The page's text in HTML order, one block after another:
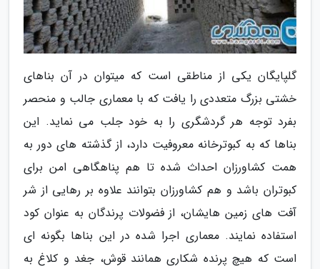
گلپایگان یکی از مناطقی است که میتوان در آن بناهای
خشتی بزرگ متعددی را یافت که با معماری جالب و منحصر
بفرد توجه هر گردشگری را به خود جلب می نماید. این
بناها که به کبوترخانه معروفیت دارد، از گذشته های دور به
همت کشاورزان احداث شده تا هم پناهگاهی امن برای
کبوتران باشد و هم کشاورزان بتوانند علاوه بر رهایی از شر
آفت های زمین هایشان، از فضولات پرندگان به عنوان کود
استفاده نمایند. معماری اجرا شده در این بناها بگونه ای
است که هیچ پرنده شکاری همانند قوش، جغد و کلاغ به